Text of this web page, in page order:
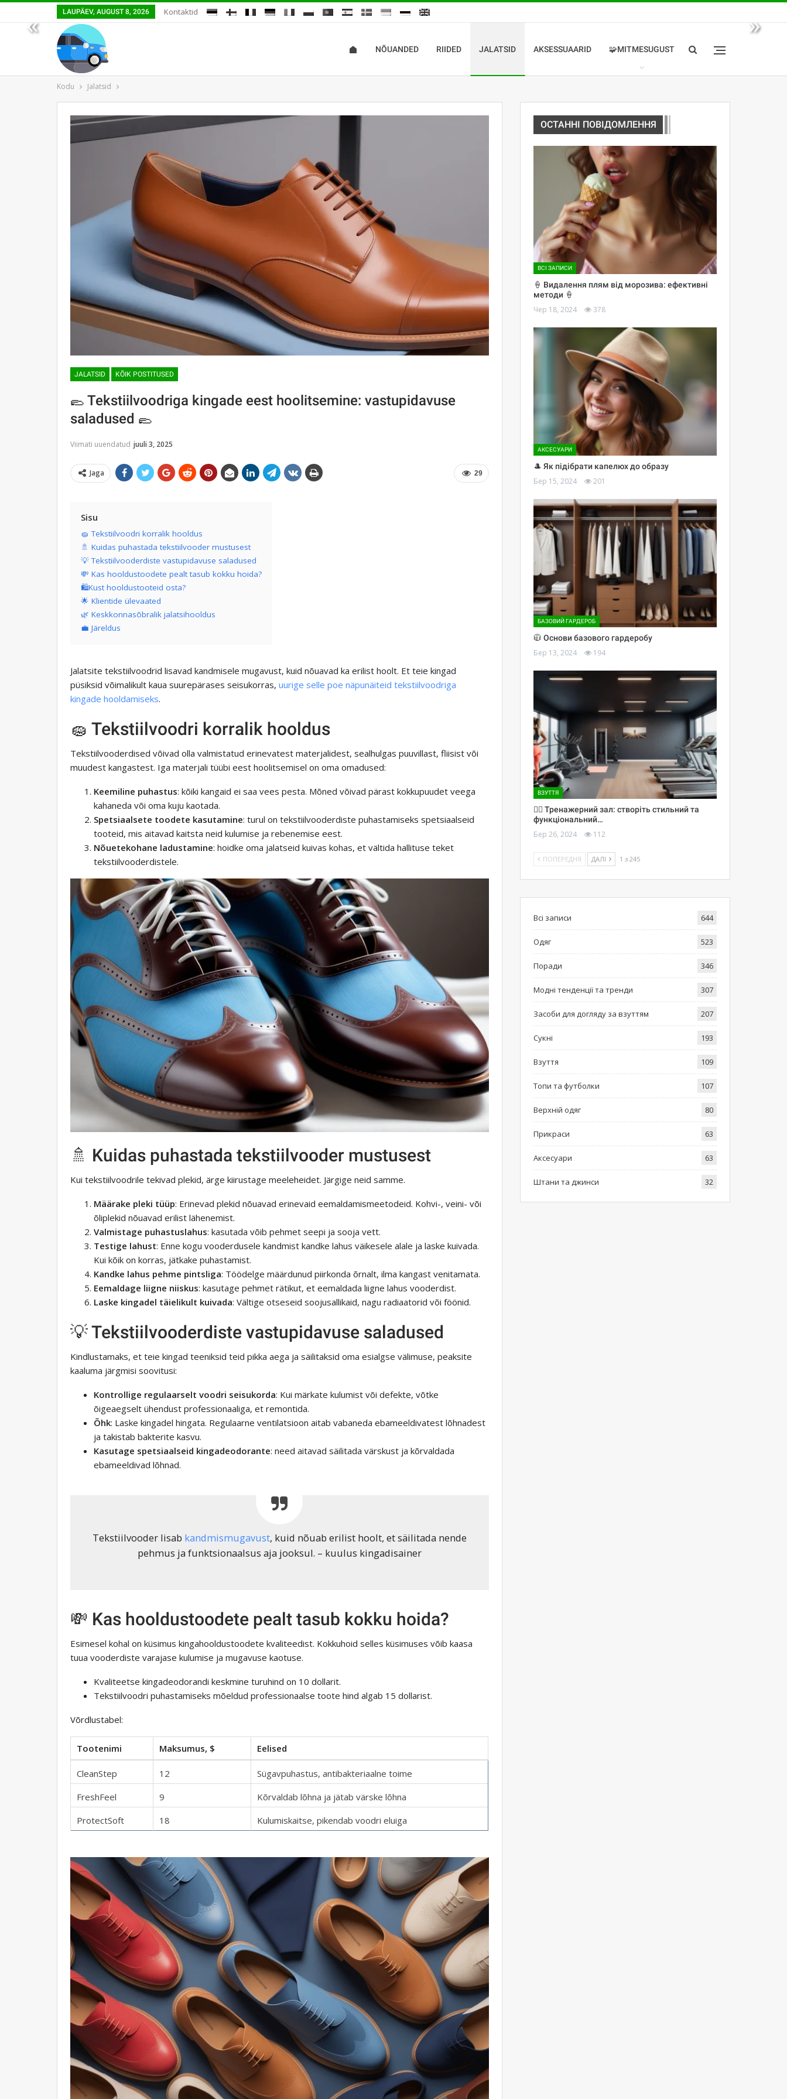
« »
LAUPÄEV, AUGUST 8, 2026 Kontaktid
NÕUANDED RIIDED JALATSID AKSESSUAARID 🧩MITMESUGUST
Kodu Jalatsid
JALATSID KÕIK POSTITUSED
🥿 Tekstiilvoodriga kingade eest hoolitsemine: vastupidavuse
saladused 🥿
Viimati uuendatud juuli 3, 2025
29
Jaga
Sisu
🧽 Tekstiilvoodri korralik hooldus
🚿 Kuidas puhastada tekstiilvooder mustusest
💡 Tekstiilvooderdiste vastupidavuse saladused
💸 Kas hooldustoodete pealt tasub kokku hoida?
🛍Kust hooldustooteid osta?
🌟 Klientide ülevaated
🌿 Keskkonnasõbralik jalatsihooldus
💼 Järeldus
Jalatsite tekstiilvoodrid lisavad kandmisele mugavust, kuid nõuavad ka erilist hoolt. Et teie kingad
püsiksid võimalikult kaua suurepärases seisukorras, uurige selle poe näpunäiteid tekstiilvoodriga
kingade hooldamiseks.
🧽 Tekstiilvoodri korralik hooldus
Tekstiilvooderdised võivad olla valmistatud erinevatest materjalidest, sealhulgas puuvillast, fliisist või
muudest kangastest. Iga materjali tüübi eest hoolitsemisel on oma omadused:
Keemiline puhastus: kõiki kangaid ei saa vees pesta. Mõned võivad pärast kokkupuudet veega
kahaneda või oma kuju kaotada.
Spetsiaalsete toodete kasutamine: turul on tekstiilvooderdiste puhastamiseks spetsiaalseid
tooteid, mis aitavad kaitsta neid kulumise ja rebenemise eest.
Nõuetekohane ladustamine: hoidke oma jalatseid kuivas kohas, et vältida hallituse teket
tekstiilvooderdistele.
🚿 Kuidas puhastada tekstiilvooder mustusest
Kui tekstiilvoodrile tekivad plekid, ärge kiirustage meeleheidet. Järgige neid samme.
Määrake pleki tüüp: Erinevad plekid nõuavad erinevaid eemaldamismeetodeid. Kohvi-, veini- või
õliplekid nõuavad erilist lähenemist.
Valmistage puhastuslahus: kasutada võib pehmet seepi ja sooja vett.
Testige lahust: Enne kogu vooderdusele kandmist kandke lahus väikesele alale ja laske kuivada.
Kui kõik on korras, jätkake puhastamist.
Kandke lahus pehme pintsliga: Töödelge määrdunud piirkonda õrnalt, ilma kangast venitamata.
Eemaldage liigne niiskus: kasutage pehmet rätikut, et eemaldada liigne lahus vooderdist.
Laske kingadel täielikult kuivada: Vältige otseseid soojusallikaid, nagu radiaatorid või föönid.
💡 Tekstiilvooderdiste vastupidavuse saladused
Kindlustamaks, et teie kingad teeniksid teid pikka aega ja säilitaksid oma esialgse välimuse, peaksite
kaaluma järgmisi soovitusi:
Kontrollige regulaarselt voodri seisukorda: Kui märkate kulumist või defekte, võtke
õigeaegselt ühendust professionaaliga, et remontida.
Õhk: Laske kingadel hingata. Regulaarne ventilatsioon aitab vabaneda ebameeldivatest lõhnadest
ja takistab bakterite kasvu.
Kasutage spetsiaalseid kingadeodorante: need aitavad säilitada värskust ja kõrvaldada
ebameeldivad lõhnad.
Tekstiilvooder lisab kandmismugavust, kuid nõuab erilist hoolt, et säilitada nende
pehmus ja funktsionaalsus aja jooksul. – kuulus kingadisainer
💸 Kas hooldustoodete pealt tasub kokku hoida?
Esimesel kohal on küsimus kingahooldustoodete kvaliteedist. Kokkuhoid selles küsimuses võib kaasa
tuua vooderdiste varajase kulumise ja mugavuse kaotuse.
Kvaliteetse kingadeodorandi keskmine turuhind on 10 dollarit.
Tekstiilvoodri puhastamiseks mõeldud professionaalse toote hind algab 15 dollarist.
Võrdlustabel:
Tootenimi Maksumus, $ Eelised
CleanStep 12
Sügavpuhastus, antibakteriaalne toime
FreshFeel
9
Kõrvaldab lõhna ja jätab värske lõhna
ProtectSoft
18 Kulumiskaitse, pikendab voodri eluiga
ОСТАННІ ПОВІДОМЛЕННЯ
ВСІ ЗАПИСИ
🍦 Видалення плям від морозива: ефективні
методи 🍦
Чер 18, 2024 378
АКСЕСУАРИ
🎩 Як підібрати капелюх до образу
Бер 15, 2024 201
БАЗОВИЙ ГАРДЕРОБ
🧥 Основи базового гардеробу
Бер 13, 2024 194
ВЗУТТЯ
🏋️‍♀️ Тренажерний зал: створіть стильний та
функціональний…
Бер 26, 2024 112
ПОПЕРЕДНЯ ДАЛІ 1 з 245
Всі записи 644
Одяг 523
Поради 346
Модні тенденції та тренди 307
Засоби для догляду за взуттям 207
Сукні 193
Взуття 109
Топи та футболки 107
Верхній одяг 80
Прикраси 63
Аксесуари 63
Штани та джинси 32